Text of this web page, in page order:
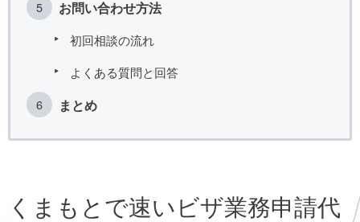
お問い合わせ方法
初回相談の流れ
よくある質問と回答
まとめ
くまもとで速いビザ業務申請代